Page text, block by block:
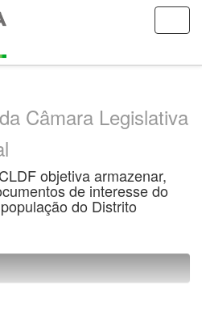
Câmara Legislativa
objetiva armazenar,
de interesse do
do Distrito